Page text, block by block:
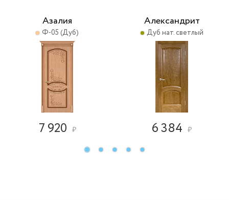
Азалия
Ф-05 (Дуб)
7 920 ₽
Александрит
Дуб нат. светлый
6 384 ₽